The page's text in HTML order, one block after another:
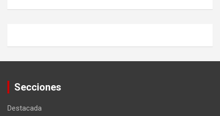
Secciones
Destacada